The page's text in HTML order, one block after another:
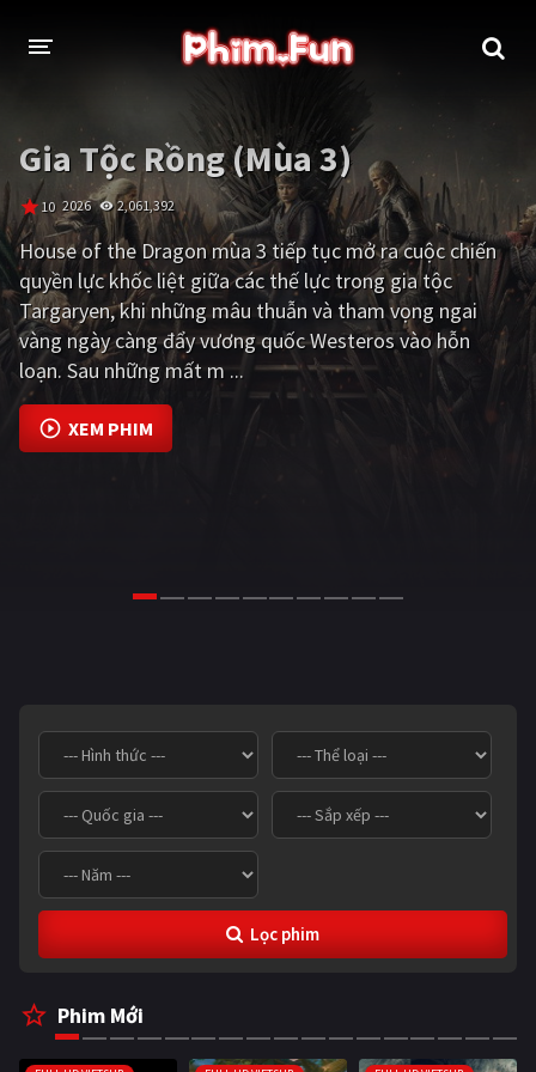
THỂ LOẠI
Thần thoại - Cổ trang Hành động
Tâm lý Chiến tranh
Võ thuật - Kiếm hiệp Nhạc kịch
Kinh dị Tội phạm - Hình sự
Phiêu lưu Hài hước
Viễn tưởng
QUỐC GIA
Âu - Mỹ Trung Quốc - Hồng Kông
Hàn Quốc
Việt Nam
CẬP NHẬT
Gia Tộc Rồng (Mùa 3)
10 2026 2,061,392
House of the Dragon mùa 3 tiếp tục mở ra cuộc chiến
quyền lực khốc liệt giữa các thế lực trong gia tộc
Targaryen, khi những mâu thuẫn và tham vọng ngai
vàng ngày càng đẩy vương quốc Westeros vào hỗn
loạn. Sau những mất m ...
XEM PHIM
Lọc phim
Phim Mới